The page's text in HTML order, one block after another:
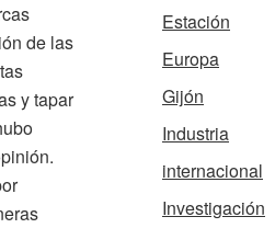
de las
y tapar
Estación
Europa
Gijón
Industria
internacional
Investigación